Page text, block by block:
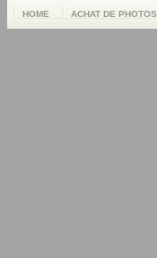
HOME ACHAT DE PHOTOS